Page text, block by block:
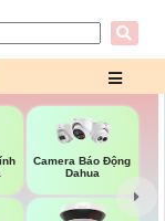
Camera Báo Động
Dahua